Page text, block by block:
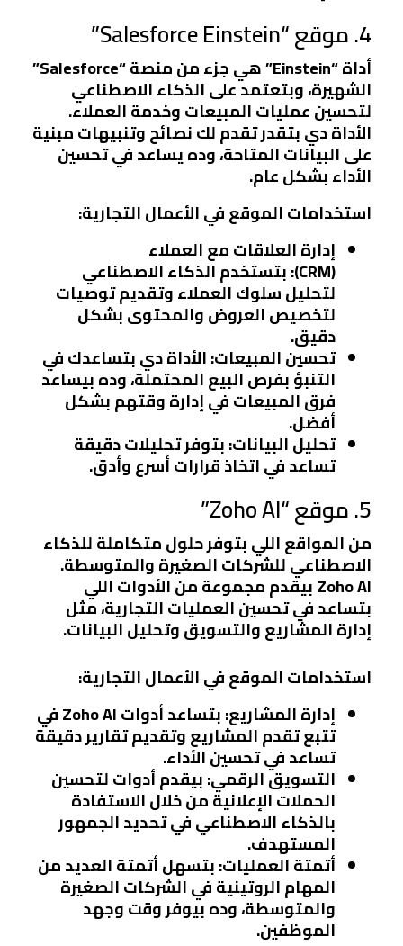
4. موقع “Salesforce Einstein”
أداة “Einstein” هي جزء من منصة “Salesforce”
الشهيرة، وبتعتمد على الذكاء الاصطناعي
لتحسين عمليات المبيعات وخدمة العملاء.
الأداة دي بتقدر تقدم لك نصائح وتنبيهات مبنية
على البيانات المتاحة، وده يساعد في تحسين
الأداء بشكل عام.
استخدامات الموقع في الأعمال التجارية:
إدارة العلاقات مع العملاء
(CRM): بتستخدم الذكاء الاصطناعي
لتحليل سلوك العملاء وتقديم توصيات
لتخصيص العروض والمحتوى بشكل
دقيق.
تحسين المبيعات:الأداة دي بتساعدك في
التنبؤ بفرص البيع المحتملة، وده بيساعد
فرق المبيعات في إدارة وقتهم بشكل
أفضل.
تحليل البيانات:بتوفر تحليلات دقيقة
تساعد في اتخاذ قرارات أسرع وأدق.
5. موقع “Zoho AI”
من المواقع اللي بتوفر حلول متكاملة للذكاء
الاصطناعي للشركات الصغيرة والمتوسطة.
Zoho AI بيقدم مجموعة من الأدوات اللي
بتساعد في تحسين العمليات التجارية، مثل
إدارة المشاريع والتسويق وتحليل البيانات.
استخدامات الموقع في الأعمال التجارية:
إدارة المشاريع:
بتساعد أدوات Zoho AI في
تتبع تقدم المشاريع وتقديم تقارير دقيقة
تساعد في تحسين الأداء.
التسويق الرقمي:بيقدم أدوات لتحسين
الحملات الإعلانية من خلال الاستفادة
بالذكاء الاصطناعي في تحديد الجمهور
المستهدف.
أتمتة العمليات:بتسهل أتمتة العديد من
المهام الروتينية في الشركات الصغيرة
والمتوسطة، وده بيوفر وقت وجهد
الموظفين.